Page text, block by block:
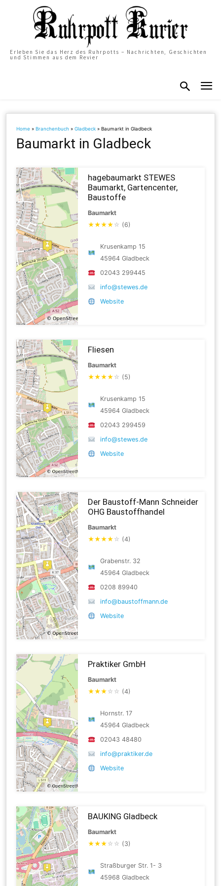
Erleben Sie das Herz des Ruhrpotts – Nachrichten, Geschichten
und Stimmen aus dem Revier
Home »Branchenbuch »Gladbeck »Baumarkt in Gladbeck
Baumarkt in Gladbeck
hagebaumarkt STEWES
Baumarkt, Gartencenter,
Baustoffe
Baumarkt
★★★★ ☆ (6)
Krusenkamp 15
45964 Gladbeck
02043 299445
info@stewes.de
Website
Fliesen
Baumarkt
★★★★ ☆ (5)
Krusenkamp 15
45964 Gladbeck
02043 299459
info@stewes.de
Website
Der Baustoff-Mann Schneider
OHG Baustoffhandel
Baumarkt
★★★★ ☆ (4)
Grabenstr. 32
45964 Gladbeck
0208 89940
info@baustoffmann.de
Website
Praktiker GmbH
Baumarkt
★★★ ☆ ☆ (4)
Hornstr. 17
45964 Gladbeck
02043 48480
info@praktiker.de
Website
BAUKING Gladbeck
Baumarkt
★★★ ☆ ☆ (3)
Straßburger Str. 1- 3
45968 Gladbeck